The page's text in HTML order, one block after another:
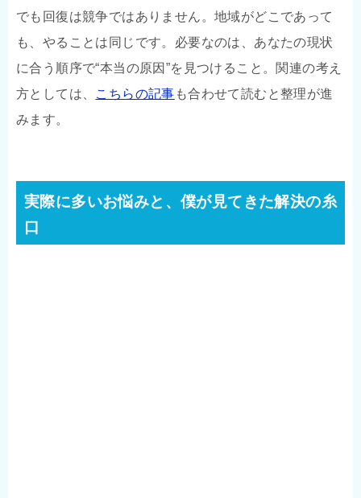
でも回復は競争ではありません。地域がどこであって
も、やることは同じです。必要なのは、あなたの現状
に合う順序で“本当の原因”を見つけること。関連の考え
方としては、 こちらの記事 も合わせて読むと整理が進
みます。
実際に多いお悩みと、僕が見てきた解決の糸
口